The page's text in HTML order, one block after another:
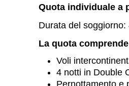
Quota individuale a
Durata del soggiorno:
La quota comprende
Voli
4 notti in Double
Pernottamento e